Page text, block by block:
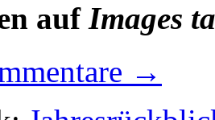
auf Images
→